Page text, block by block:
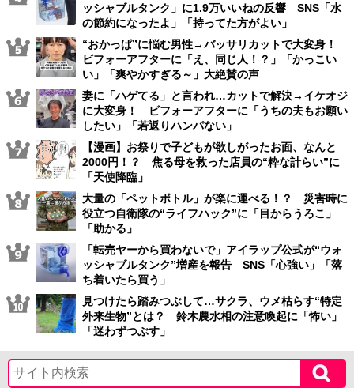
ッシャブルタンク」に1.9万いいねの反響 SNS「水
の節約になったよ」「持ってた方がよい」
“おかっぱ”に悩む男性→バッサリカットで大変身！
ビフォーアフターに「え、同じ人！？」「かっこい
い」「爽やかすぎる～」大絶賛の声
妻に「ハゲてる」と言われ…カットで解決→イケオジ
に大変身！ ビフォーアフターに「うちの夫もお願い
したい」「若返りハンパない」
【漫画】お祭りで子どもが欲しがったお面、なんと
2000円！？ 焦る母を救った店員の“粋な計らい”に
「天使降臨」
大量の「ペットボトル」が楽に運べる！？ 災害時に
役立つ自衛隊の“ライフハック”に「目からうろこ」
「助かる」
「転売ヤーから買わないで」アイラップ公式が“ウォ
ッシャブルタンク”増産を報告 SNS「心強い」「落
ち着いたら買う」
見つけたら踏みつぶして…サクラ、ウメ枯らす“特定
外来生物”とは？ 鈴木農水相の注意喚起に「怖い」
「迷わずつぶす」